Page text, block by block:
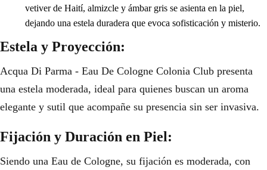
vetiver de Haití, almizcle y ámbar gris se asienta en la piel,
dejando una estela duradera que evoca sofisticación y misterio.
Estela y Proyección:
Acqua Di Parma - Eau De Cologne Colonia Club presenta
una estela moderada, ideal para quienes buscan un aroma
elegante y sutil que acompañe su presencia sin ser invasiva.
Fijación y Duración en Piel:
Siendo una Eau de Cologne, su fijación es moderada, con